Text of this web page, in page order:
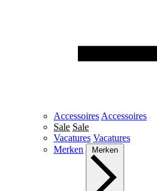
Accessoires Accessoires
Sale Sale
Vacatures Vacatures
Merken
Merken